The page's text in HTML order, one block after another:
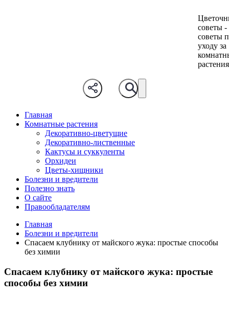
советы -
советы
уходу за
Главная
Комнатные растения
Декоративно-цветущие
Декоративно-лиственные
Кактусы и суккуленты
Орхидеи
Цветы-хищники
Болезни и вредители
Полезно знать
О сайте
Правообладателям
Главная
Болезни и вредители
Спасаем клубнику от майского жука: простые способы
без химии
Спасаем клубнику от майского жука: простые
способы без химии